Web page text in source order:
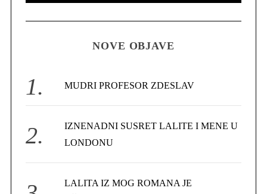
o
A
C
NOVE OBJAVE
MUDRI PROFESOR ZDESLAV
IZNENADNI SUSRET LALITE I MENE U
LONDONU
LALITA IZ MOG ROMANA JE